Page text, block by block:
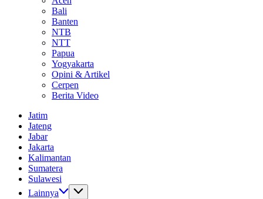
Bali
Banten
NTB
NTT
Papua
Yogyakarta
Opini & Artikel
Cerpen
Berita Video
Jatim
Jateng
Jabar
Jakarta
Kalimantan
Sumatera
Sulawesi
Lainnya